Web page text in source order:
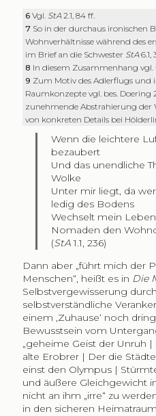
6Vgl. StA2.1, 84 ff.
7 So in der durchaus ironischen
Wohnverhältnisse während des
im Brief an die Schwester StA6.1,
8 In diesem Zusammenhang vgl.
9 Zum Motiv des Adlerflugs und
Raumkonzepte vgl. bes. Doering
zunehmende Abstrahierung
von konkreten Details bei
Wenn die leichtere
bezaubert
Und das unendliche
Wolke
Unter mir liegt, da
ledig des Bodens
Wechselt mein
Nomaden den
(StA1.1, 236)
Dann aber „führt mich der
Menschen“, heißt es in Die
Selbstvergewisserung
selbstverständliche
einem ‚Zuhause‘ noch
Bewusstsein vom
„geheime Geist der Unruh
alte Erobrer | Der die
einst den Olympus |
und äußere Gleichgewicht
nicht an ihm „irre“ zu
in den sicheren